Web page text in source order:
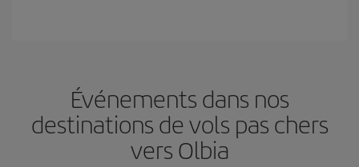
Événements dans nos
destinations de vols pas chers
vers Olbia